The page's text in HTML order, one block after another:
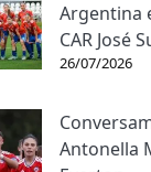
Argentina
CAR José
26/07/2026
Antonella